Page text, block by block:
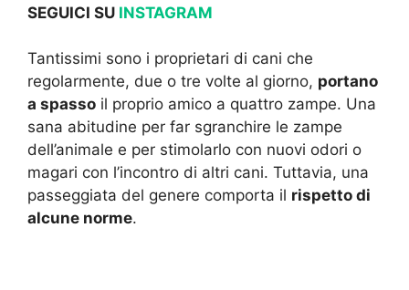
SEGUICI SU INSTAGRAM
Tantissimi sono i proprietari di cani che
regolarmente, due o tre volte al giorno, portano
a spasso il proprio amico a quattro zampe. Una
sana abitudine per far sgranchire le zampe
dell’animale e per stimolarlo con nuovi odori o
magari con l’incontro di altri cani. Tuttavia, una
passeggiata del genere comporta il rispetto di
alcune norme.